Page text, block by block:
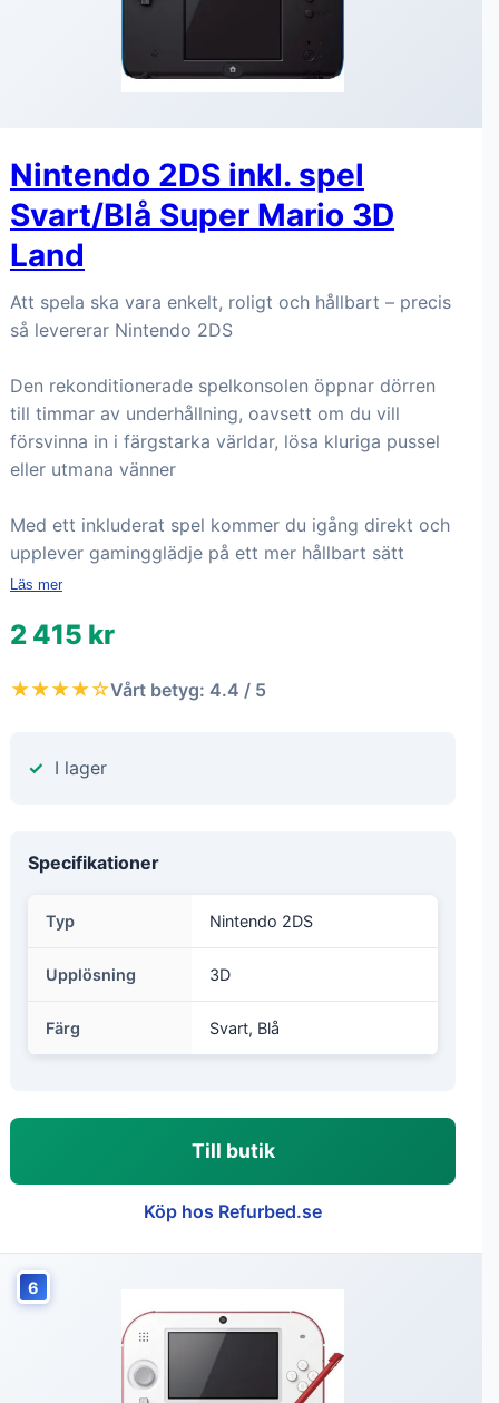
Nintendo 2DS inkl. spel
Svart/Blå Super Mario 3D
Land
Att spela ska vara enkelt, roligt och hållbart – precis
så levererar Nintendo 2DS
Den rekonditionerade spelkonsolen öppnar dörren
till timmar av underhållning, oavsett om du vill
försvinna in i färgstarka världar, lösa kluriga pussel
eller utmana vänner
Med ett inkluderat spel kommer du igång direkt och
upplever gamingglädje på ett mer hållbart sätt
Läs mer
2 415 kr
★★★★☆Vårt betyg: 4.4 / 5
I lager
Specifikationer
Typ Nintendo 2DS
Upplösning 3D
Färg Svart, Blå
Till butik
Köp hos Refurbed.se
6